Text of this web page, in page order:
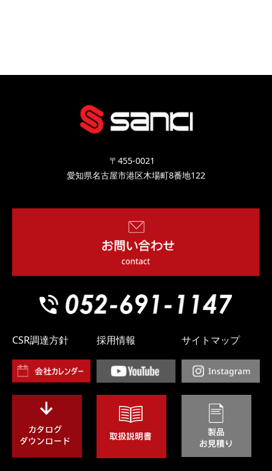
〒455-0021
愛知県名古屋市港区木場町8番地122
CSR調達方針 採用情報 サイトマップ